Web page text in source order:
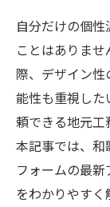
自分だけの個
ことはありま
際、デザイン
能性も重視し
頼できる地元工
本記事では、和
フォームの最
をわかりやす